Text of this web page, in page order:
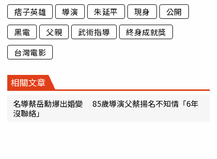
痞子英雄
導演 朱延平 現身
公開
黑電
父親 武術指導
終身成就獎
台灣電影
相關文章
名導蔡岳勳爆出婚變 85歲導演父蔡揚名不知情「6年
沒聯絡」